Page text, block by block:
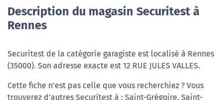
Description du magasin Securitest à
Rennes
Securitest de la catégorie garagiste est localisé à Rennes
(35000). Son adresse exacte est 12 RUE JULES VALLES.
Cette fiche n'est pas celle que vous recherchiez ? Vous
trouverez d'autres Securitest à : Saint-Grégoire, Saint-